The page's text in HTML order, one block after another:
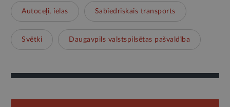
Autoceļi, ielas Sabiedriskais transports
Svētki Daugavpils valstspilsētas pašvaldība